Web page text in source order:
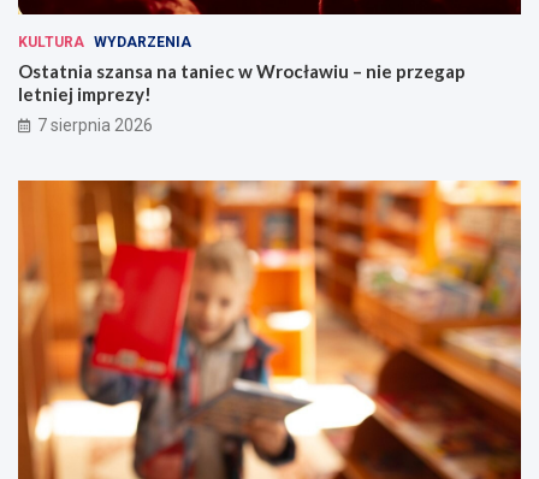
KULTURA WYDARZENIA
Ostatnia szansa na taniec w Wrocławiu – nie przegap
letniej imprezy!
7 sierpnia 2026